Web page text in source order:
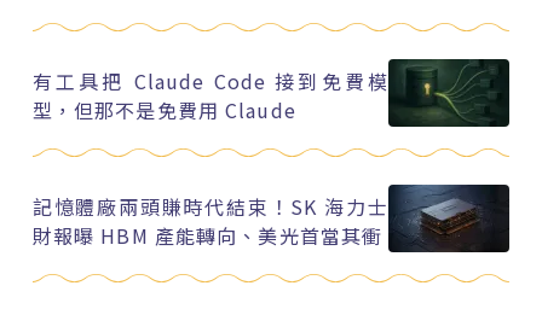
有工具把 Claude Code 接到免費模
型，但那不是免費用 Claude
記憶體廠兩頭賺時代結束！SK 海力士
財報曝 HBM 產能轉向、美光首當其衝